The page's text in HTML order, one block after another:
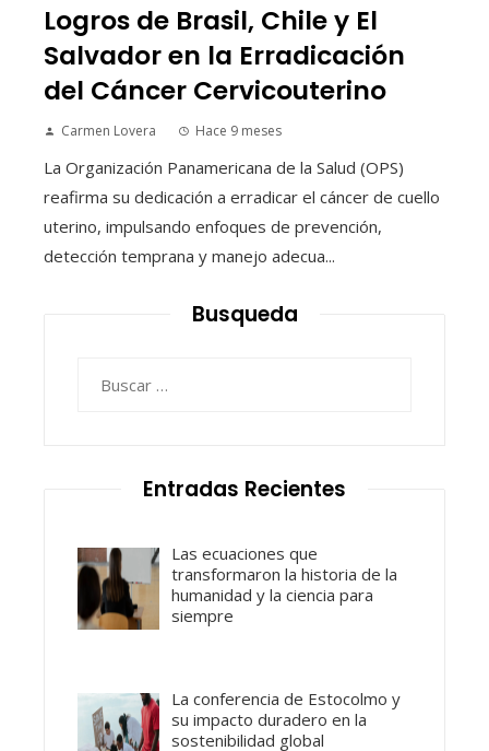
Logros de Brasil, Chile y El
Salvador en la Erradicación
del Cáncer Cervicouterino
Carmen Lovera Hace 9 meses
La Organización Panamericana de la Salud (OPS)
reafirma su dedicación a erradicar el cáncer de cuello
uterino, impulsando enfoques de prevención,
detección temprana y manejo adecua...
Busqueda
Entradas Recientes
Las ecuaciones que
transformaron la historia de la
humanidad y la ciencia para
siempre
La conferencia de Estocolmo y
su impacto duradero en la
sostenibilidad global